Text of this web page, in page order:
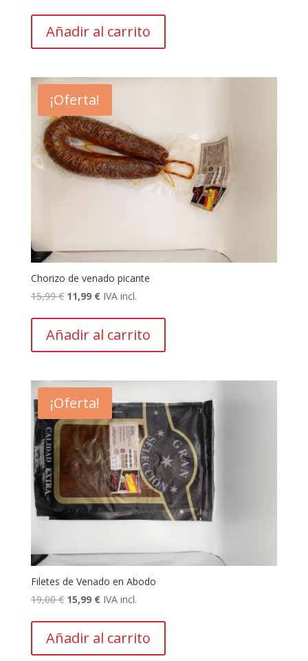
original
era:
actual
es:
Añadir al carrito
¡Oferta!
Chorizo de venado picante
15,99€ El
original
era:
11,99 €El
actual
es:
IVA incl.
Añadir al carrito
¡Oferta!
Filetes de Venado en Abodo
19,00€ El
original
era:
15,99 €El
actual
es:
IVA incl.
Añadir al carrito